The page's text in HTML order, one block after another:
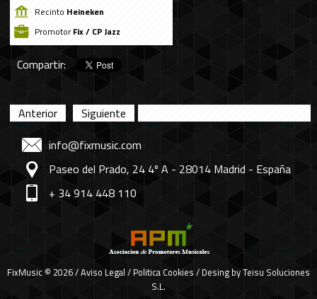
Recinto Heineken
PromotorFix / CP Jazz
Compartir:
Anterior
Siguiente
info@fixmusic.com
Paseo del Prado, 24 4º A - 28014 Madrid - España
+ 34 914 448 110
FixMusic © 2026 /Aviso Legal / Politica Cookies / Desing byTeisu Soluciones
S.L.